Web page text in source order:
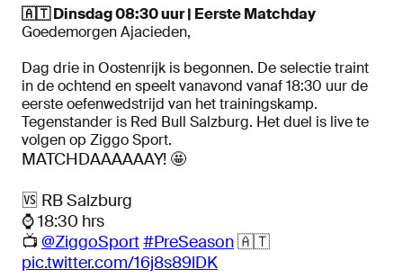
🇦🇹 Dinsdag 08:30 uur | Eerste Matchday
Goedemorgen Ajacieden,
Dag drie in Oostenrijk is begonnen. De selectie traint
in de ochtend en speelt vanavond vanaf 18:30 uur de
eerste oefenwedstrijd van het trainingskamp.
Tegenstander is Red Bull Salzburg. Het duel is live te
volgen op Ziggo Sport.
MATCHDAAAAAAY! 🤩
🆚 RB Salzburg
⌚️ 18:30 hrs
📺 @ZiggoSport#PreSeason🇦🇹
pic.twitter.com/16j8s89lDK